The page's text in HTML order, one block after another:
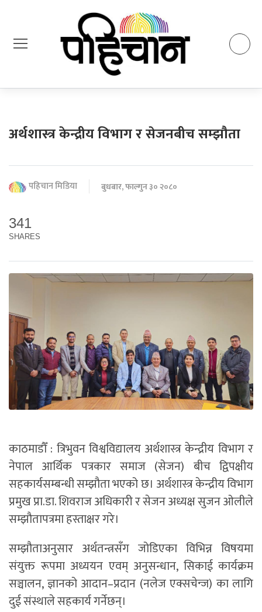
अर्थशास्त्र केन्द्रीय विभाग र सेजनबीच सम्झौता
पहिचान मिडिया बुधबार, फाल्गुन ३० २०८०
341
SHARES
काठमाडौँ : त्रिभुवन विश्वविद्यालय अर्थशास्त्र केन्द्रीय विभाग र
नेपाल आर्थिक पत्रकार समाज (सेजन) बीच द्विपक्षीय
सहकार्यसम्बन्धी सम्झौता भएको छ। अर्थशास्त्र केन्द्रीय विभाग
प्रमुख प्रा.डा. शिवराज अधिकारी र सेजन अध्यक्ष सुजन ओलीले
सम्झौतापत्रमा हस्ताक्षर गरे।
सम्झौताअनुसार अर्थतन्त्रसँग जोडिएका विभिन्न विषयमा
संयुक्त रूपमा अध्ययन एवम् अनुसन्धान, सिकाई कार्यक्रम
सञ्चालन, ज्ञानको आदान–प्रदान (नलेज एक्सचेन्ज) का लागि
दुई संस्थाले सहकार्य गर्नेछन्।